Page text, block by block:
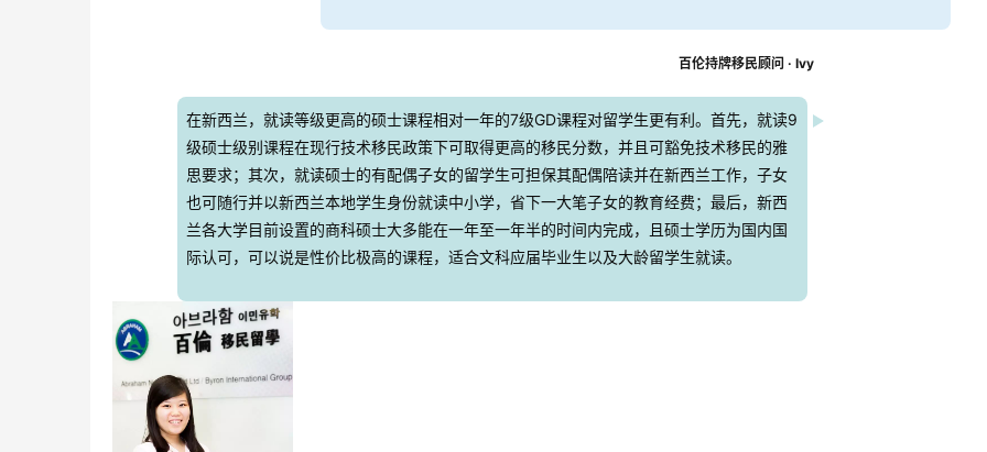
百伦持牌移民顾问 · Ivy
在新西兰，就读等级更高的硕士课程相对一年的7级GD课程对留学生更有利。首先，就读9
级硕士级别课程在现行技术移民政策下可取得更高的移民分数，并且可豁免技术移民的雅
思要求；其次，就读硕士的有配偶子女的留学生可担保其配偶陪读并在新西兰工作，子女
也可随行并以新西兰本地学生身份就读中小学，省下一大笔子女的教育经费；最后，新西
兰各大学目前设置的商科硕士大多能在一年至一年半的时间内完成，且硕士学历为国内国
际认可，可以说是性价比极高的课程，适合文科应届毕业生以及大龄留学生就读。